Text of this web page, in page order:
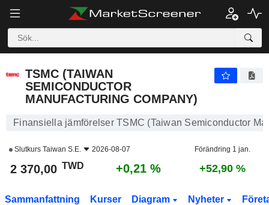
TSMC (TAIWAN
SEMICONDUCTOR
MANUFACTURING COMPANY)
Finansiella jämförelser TSMC (Taiwan Semiconductor
Slutkurs Taiwan S.E. 2026-08-07 Förändring 1 jan.
2 370,00 TWD +0,21 % +52,90 %
Sammanfattning Kurser Diagram Nyheter